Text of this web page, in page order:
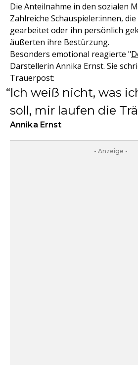
Die Anteilnahme in den sozialen
Zahlreiche Schauspieler:innen,
gearbeitet oder ihn persönlich
äußerten ihre Bestürzung.
Besonders emotional reagierte "
Darstellerin Annika Ernst. Sie
Trauerpost:
Ich weiß nicht, was
soll, mir laufen die
Annika Ernst
- Anzeige -